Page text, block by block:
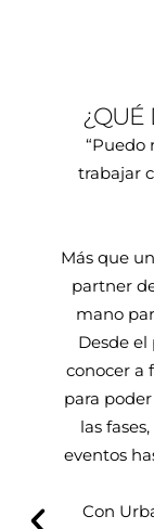
¿QUÉ
“Puedo
trabajar
Más que
partner
mano
Desde
conocer a
para
las
eventos
Con